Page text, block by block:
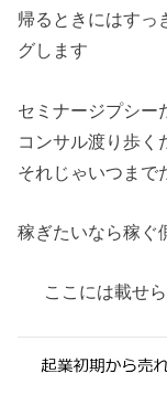
帰るときにはすっ
グします
セミナージプシー
コンサル渡り歩く
それじゃいつまで
稼ぎたいなら稼ぐ
ここには載せ